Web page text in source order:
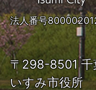
み
市
ISUMI
City
法人番号
〒298-8501
いすみ市役所